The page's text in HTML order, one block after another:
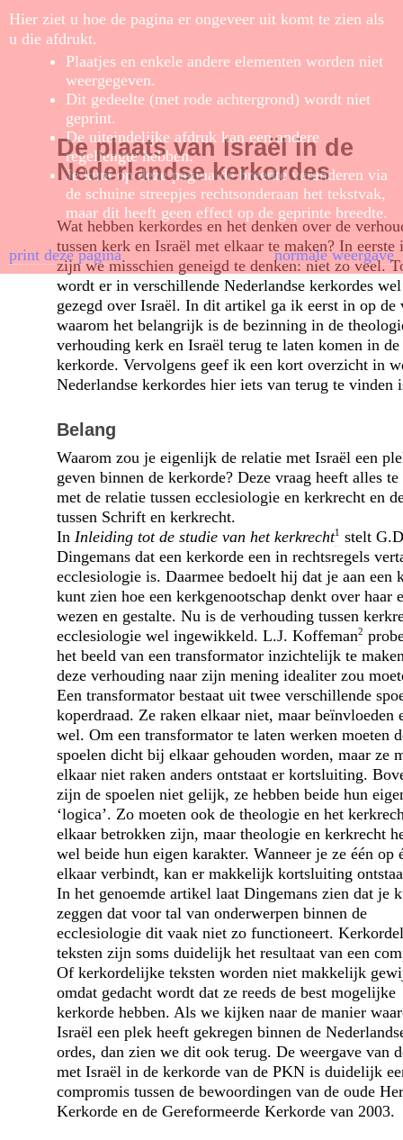
Hier ziet u hoe de pagina er ongeveer uit komt te zien als
u die afdrukt.
Plaatjes en enkele andere elementen worden niet
weergegeven.
Dit gedeelte (met rode achtergrond) wordt niet
geprint.
De uiteindelijke afdruk kan een andere
regellengte hebben.
Je kunt op deze pagina de breedte veranderen via
de schuine streepjes rechtsonderaan het tekstvak,
maar dit heeft geen effect op de geprinte breedte.
normale weergave
print deze pagina
De plaats van Israël in de
Nederlandse kerkordes
Wat hebben kerkordes en het denken over de
tussen kerk en Israël met elkaar te maken? In eerste
zijn we misschien geneigd te denken: niet zo veel.
wordt er in verschillende Nederlandse kerkordes
gezegd over Israël. In dit artikel ga ik eerst in op de
waarom het belangrijk is de bezinning in de
verhouding kerk en Israël terug te laten komen in de
kerkorde. Vervolgens geef ik een kort overzicht in
Nederlandse kerkordes hier iets van terug te vinden
Belang
Waarom zou je eigenlijk de relatie met Israël een
geven binnen de kerkorde? Deze vraag heeft alles te
met de relatie tussen ecclesiologie en kerkrecht en
tussen Schrift en kerk­recht.
In Inleiding tot de studie van het kerkrecht1 stelt
Dingemans dat een kerkorde een in rechtsregels
ecclesiologie is. Daarmee bedoelt hij dat je aan een
kunt zien hoe een kerkgenootschap denkt over haar
wezen en gestalte. Nu is de verhouding tussen
ecclesiologie wel ingewikkeld. L.J. Koffeman2
het beeld van een transformator inzichtelijk te
deze ver­houding naar zijn mening idealiter zou
Een transformator bestaat uit twee verschillende
koperdraad. Ze raken elkaar niet, maar beïnvloeden
wel. Om een transformator te laten werken moeten
spoelen dicht bij elkaar gehouden worden, maar ze
elkaar niet raken anders ontstaat er kortsluiting.
zijn de spoelen niet gelijk, ze hebben beide hun
‘logica’. Zo moeten ook de theologie en het
elkaar betrokken zijn, maar theologie en kerkrecht
wel beide hun eigen karakter. Wanneer je ze één op
elkaar verbindt, kan er makkelijk kortsluiting
In het genoemde artikel laat Dingemans zien dat je
zeggen dat voor tal van onder­werpen binnen de
ecclesiologie dit vaak niet zo functioneert.
teksten zijn soms duidelijk het resultaat van een
Of kerkordelijke teksten worden niet makkelijk
omdat gedacht wordt dat ze reeds de best mogelijke
kerkorde hebben. Als we kijken naar de manier
Israël een plek heeft gekregen binnen de
ordes, dan zien we dit ook terug. De weergave van
met Israël in de kerkorde van de PKN is duidelijk
compromis tussen de bewoordingen van de oude
Kerk­orde en de Gereformeerde Kerkorde van 2003.